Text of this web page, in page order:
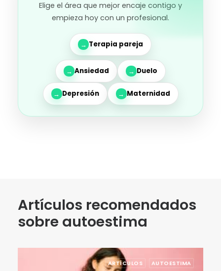
Elige el área que mejor encaje contigo y
empieza hoy con un profesional.
→ Terapia pareja
→ Ansiedad → Duelo
→ Depresión → Maternidad
Artículos recomendados
sobre autoestima
ARTÍCULOS AUTOESTIMA